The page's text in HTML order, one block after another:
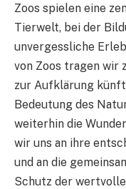
Zoos spielen eine
Tierwelt, bei der
unvergessliche
von Zoos tragen wir
zur Aufklärung
Bedeutung des
weiterhin die
wir uns an ihre
und an die
Schutz der